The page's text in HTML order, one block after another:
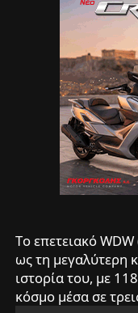
Tο επετειακό
ως τη μεγαλύτερη
ιστορία του, με
κόσμο μέσα σε